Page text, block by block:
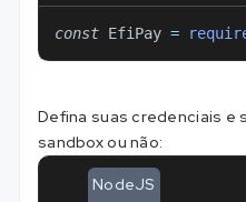
const EfiPay =
Defina suas credenciais e
sandbox ou não:
NodeJS